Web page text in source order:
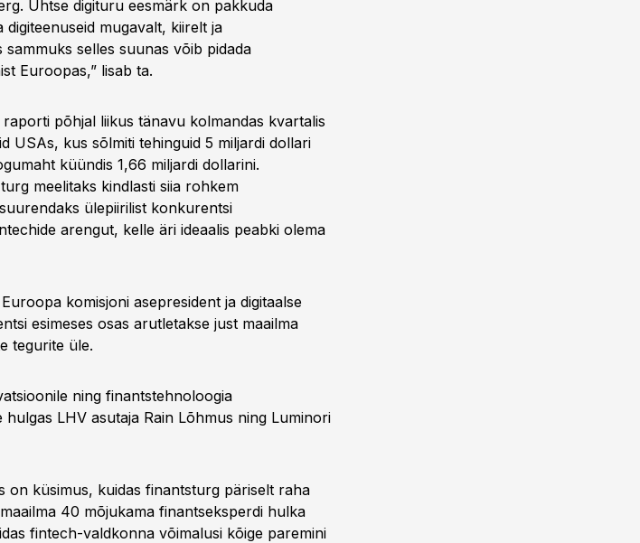
Ühtse digituru eesmärk on pakkuda
mugavalt, kiirelt ja
sammuks selles suunas võib pidada
Euroopas,” lisab ta.
raporti põhjal liikus tänavu kolmandas kvartalis
USAs, kus sõlmiti tehinguid 5 miljardi dollari
küündis 1,66 miljardi dollarini.
meelitaks kindlasti siia rohkem
ülepiirilist konkurentsi
arengut, kelle äri ideaalis peabki olema
komisjoni asepresident ja digitaalse
esimeses osas arutletakse just maailma
tegurite üle.
ning finantstehnoloogia
LHV asutaja Rain Lõhmus ning Luminori
on küsimus, kuidas finantsturg päriselt raha
40 mõjukama finantseksperdi hulka
fintech-valdkonna võimalusi kõige paremini